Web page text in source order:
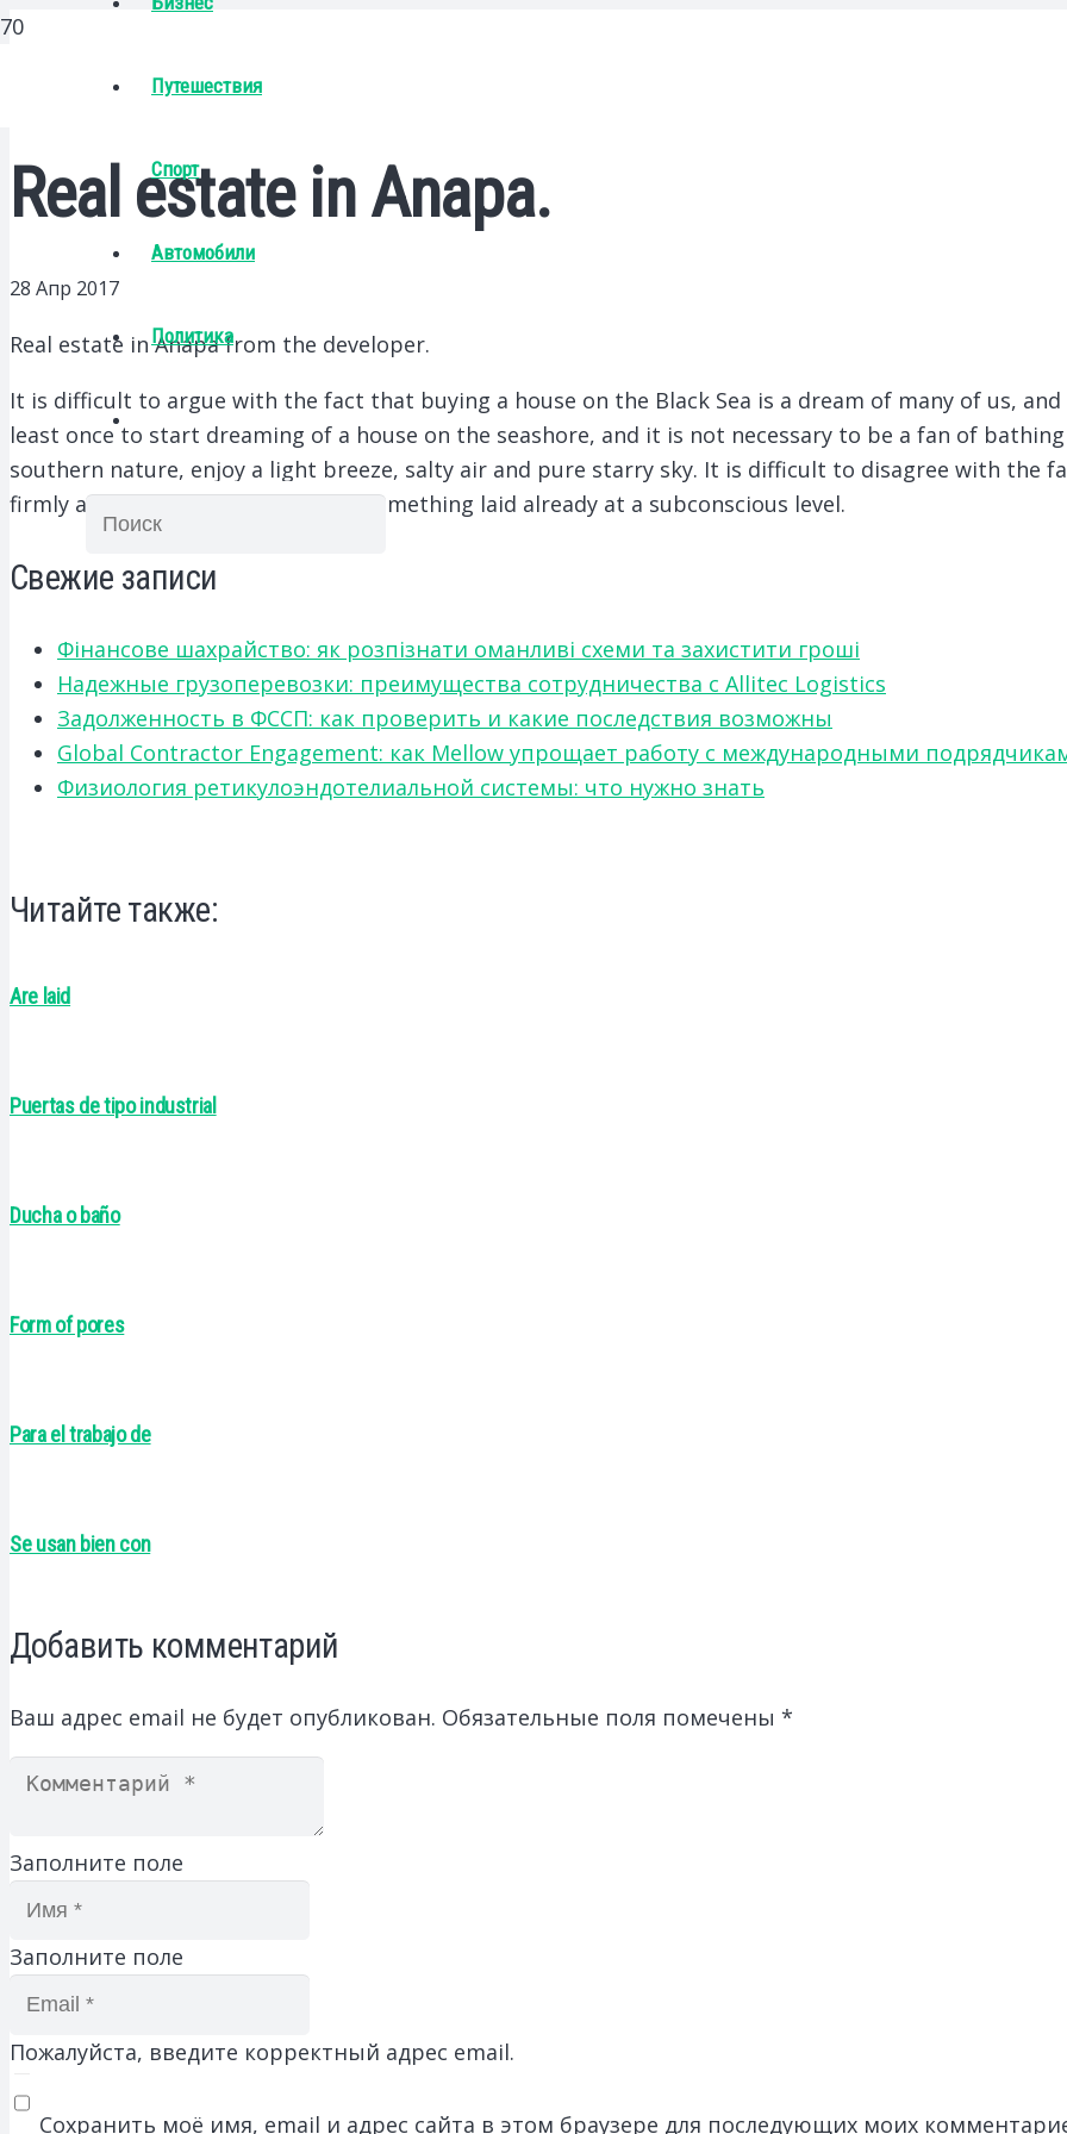
Путешествия
Спорт
Автомобили
Политика
Real estate in Anapa.
28 Апр 2017
Real estate in Anapa from the developer.
It is difficult to argue with the fact that buying a house on the Black Sea is a dream of many of us,
least once to start dreaming of a house on the seashore, and it is not necessary to be a fan of
southern nature, enjoy a light breeze, salty air and pure starry sky. It is difficult to disagree with the
firmly associated with rest, this is something laid already at a subconscious level.
Свежие записи
Фінансове шахрайство: як розпізнати оманливі схеми та захистити гроші
Надежные грузоперевозки: преимущества сотрудничества с Allitec Logistics
Задолженность в ФССП: как проверить и какие последствия возможны
Global Contractor Engagement: как Mellow упрощает работу с международными
Физиология ретикулоэндотелиальной системы: что нужно знать
Читайте также:
Are laid
Puertas de tipo industrial
Ducha o baño
Form of pores
Para el trabajo de
Se usan bien con
Добавить комментарий
Ваш адрес email не будет опубликован. Обязательные поля помечены *
Заполните поле
Заполните поле
Пожалуйста, введите корректный адрес email.
Сохранить моё имя, email и адрес сайта в этом браузере для последующих моих